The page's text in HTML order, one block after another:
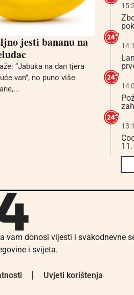
jesti bananu na
“Jabuka na dan tjera
van”, no puno više
vam donosi vijesti i svakodnevne
i svijeta.
Uvjeti korištenja